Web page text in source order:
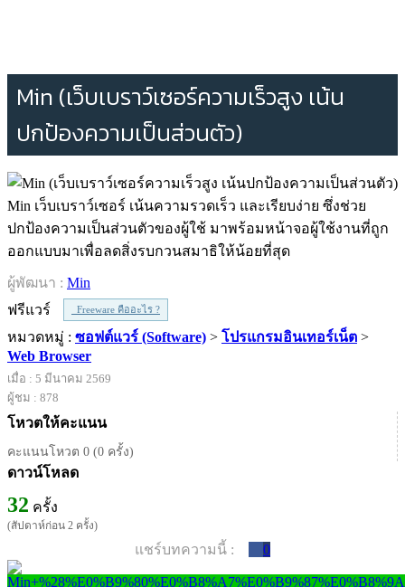
Min (เว็บเบราว์เซอร์ความเร็วสูง เน้น
ปกป้องความเป็นส่วนตัว)
Min เว็บเบราว์เซอร์ เน้นความรวดเร็ว และเรียบง่าย ซึ่งช่วย
ปกป้องความเป็นส่วนตัวของผู้ใช้ มาพร้อมหน้าจอผู้ใช้งานที่ถูก
ออกแบบมาเพื่อลดสิ่งรบกวนสมาธิให้น้อยที่สุด
ผู้พัฒนา : Min
ฟรีแวร์
Freeware คืออะไร ?
หมวดหมู่ : ซอฟต์แวร์ (Software) > โปรแกรมอินเทอร์เน็ต >
Web Browser
เมื่อ : 5 มีนาคม 2569
ผู้ชม : 878
โหวตให้คะแนน
คะแนนโหวต 0 (0 ครั้ง)
ดาวน์โหลด
32 ครั้ง
(สัปดาห์ก่อน 2 ครั้ง)
แชร์บทความนี้ : 0